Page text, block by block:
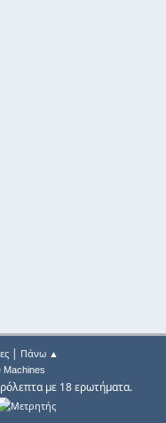
| Πάνω ▲
Machines
με 18 ερωτήματα.